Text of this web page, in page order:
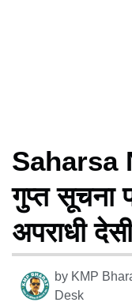
Saharsa
गुप्त सूचना
अपराधी
by KMP
Desk